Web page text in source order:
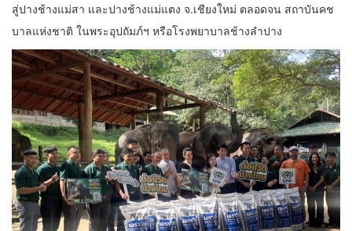
สู่ปางช้างแม่สา และปางช้างแม่แตง จ.เชียงใหม่ ตลอดจน สถาบันคช
บาลแห่งชาติ ในพระอุปถัมภ์ฯ หรือโรงพยาบาลช้างลำปาง